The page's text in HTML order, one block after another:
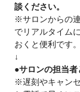
・歩合率55％～
・報酬は嬉しい
・Agu.では副業
・フランチャイズ
・Agu.独自の確
困った時には税
談ください。
※サロンからの
でリアルタイム
おくと便利です。
↓
●サロンの担当者
※遅刻やキャン